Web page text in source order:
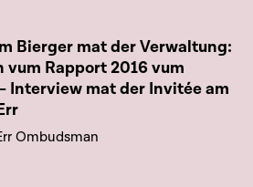
Bierger mat der Verwaltung:
vum Rapport 2016 vum
Interview mat der Invitée am
Ombudsman